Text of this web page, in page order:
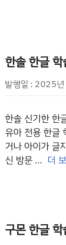
한솔 한글
발행일 : 2025
한솔 신기한 한
유아 전용 한글
거나 아이가 글
신 방문 … 더
구몬 한글